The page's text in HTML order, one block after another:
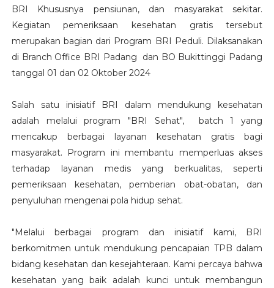
BRI Khususnya pensiunan, dan masyarakat sekitar.
Kegiatan pemeriksaan kesehatan gratis tersebut
merupakan bagian dari Program BRI Peduli. Dilaksanakan
di Branch Office BRI Padang dan BO Bukittinggi Padang
tanggal 01 dan 02 Oktober 2024
Salah satu inisiatif BRI dalam mendukung kesehatan
adalah melalui program "BRI Sehat", batch 1 yang
mencakup berbagai layanan kesehatan gratis bagi
masyarakat. Program ini membantu memperluas akses
terhadap layanan medis yang berkualitas, seperti
pemeriksaan kesehatan, pemberian obat-obatan, dan
penyuluhan mengenai pola hidup sehat.
"Melalui berbagai program dan inisiatif kami, BRI
berkomitmen untuk mendukung pencapaian TPB dalam
bidang kesehatan dan kesejahteraan. Kami percaya bahwa
kesehatan yang baik adalah kunci untuk membangun